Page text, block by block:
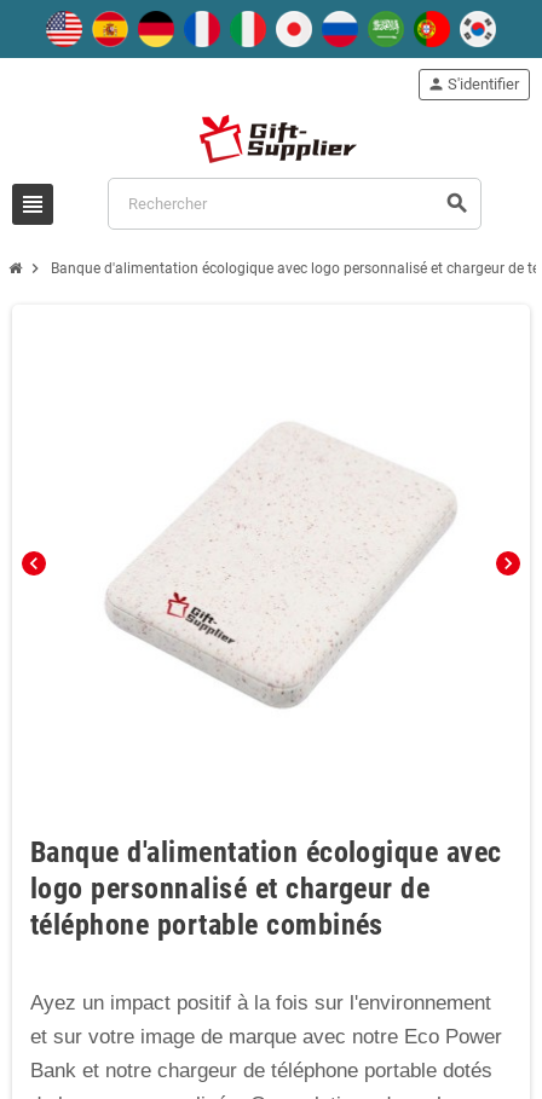
view_headline search
person S'identifier
chevron_right Banque d'alimentation écologique avec logo personnalisé et chargeur de
chevron_left chevron_right
Banque d'alimentation écologique avec
logo personnalisé et chargeur de
téléphone portable combinés
Ayez un impact positif à la fois sur l'environnement
et sur votre image de marque avec notre Eco Power
Bank et notre chargeur de téléphone portable dotés